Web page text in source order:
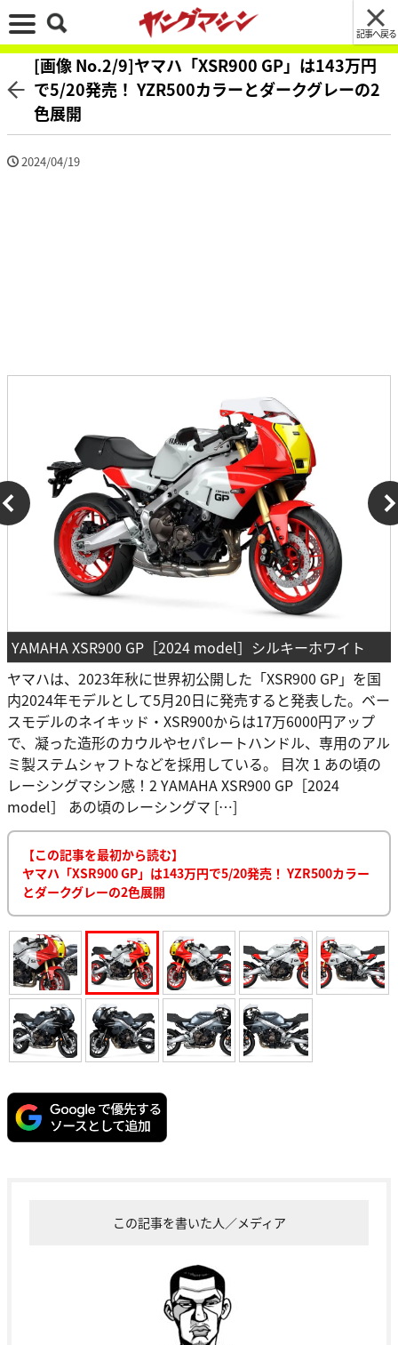
記事へ戻る
[画像 No.2/9]ヤマハ「XSR900 GP」は143万円
で5/20発売！ YZR500カラーとダークグレーの2
色展開
2024/04/19
YAMAHA XSR900 GP［2024 model］シルキーホワイト
ヤマハは、2023年秋に世界初公開した「XSR900 GP」を国
内2024年モデルとして5月20日に発売すると発表した。ベー
スモデルのネイキッド・XSR900からは17万6000円アップ
で、凝った造形のカウルやセパレートハンドル、専用のアル
ミ製ステムシャフトなどを採用している。 目次 1 あの頃の
レーシングマシン感！2 YAMAHA XSR900 GP［2024
model］ あの頃のレーシングマ […]
【この記事を最初から読む】
ヤマハ「XSR900 GP」は143万円で5/20発売！ YZR500カラー
とダークグレーの2色展開
この記事を書いた人／メディア